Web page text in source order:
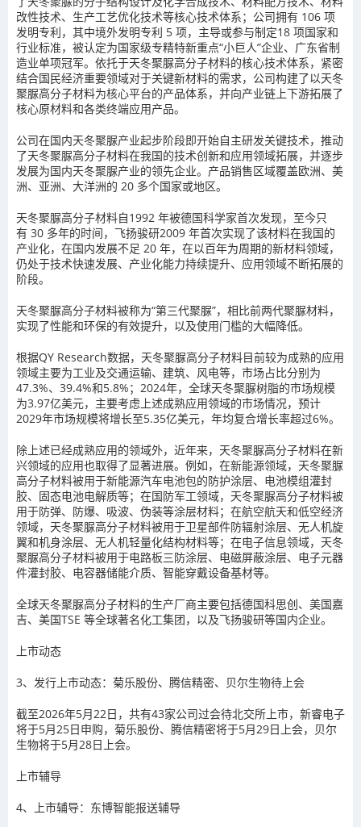
改性技术、生产工艺优化技术等核心技术体系；公司拥有 106 项
发明专利，其中境外发明专利 5 项，主导或参与制定18 项国家和
行业标准，被认定为国家级专精特新重点“小巨人”企业、广东省制
造业单项冠军。依托于天冬聚脲高分子材料的核心技术体系，紧密
结合国民经济重要领域对于关键新材料的需求，公司构建了以天冬
聚脲高分子材料为核心平台的产品体系，并向产业链上下游拓展了
核心原材料和各类终端应用产品。
公司在国内天冬聚脲产业起步阶段即开始自主研发关键技术，推动
了天冬聚脲高分子材料在我国的技术创新和应用领域拓展，并逐步
发展为国内天冬聚脲产业的领先企业。产品销售区域覆盖欧洲、美
洲、亚洲、大洋洲的 20 多个国家或地区。
天冬聚脲高分子材料自1992 年被德国科学家首次发现，至今只
有 30 多年的时间，飞扬骏研2009 年首次实现了该材料在我国的
产业化，在国内发展不足 20 年，在以百年为周期的新材料领域，
仍处于技术快速发展、产业化能力持续提升、应用领域不断拓展的
阶段。
天冬聚脲高分子材料被称为“第三代聚脲”，相比前两代聚脲材料，
实现了性能和环保的有效提升，以及使用门槛的大幅降低。
根据QY Research数据，天冬聚脲高分子材料目前较为成熟的应用
领域主要为工业及交通运输、建筑、风电等，市场占比分别为
47.3%、 39.4%和5.8%； 2024年，全球天冬聚脲树脂的市场规模
为3.97亿美元，主要考虑上述成熟应用领域的市场情况，预计
2029年市场规模将增长至5.35亿美元，年均复合增长率超过6%。
除上述已经成熟应用的领域外，近年来，天冬聚脲高分子材料在新
兴领域的应用也取得了显著进展。例如，在新能源领域，天冬聚脲
高分子材料被用于新能源汽车电池包的防护涂层、电池模组灌封
胶、固态电池电解质等；在国防军工领域，天冬聚脲高分子材料被
用于防弹、防爆、吸波、伪装等涂层材料；在航空航天和低空经济
领域，天冬聚脲高分子材料被用于卫星部件防辐射涂层、无人机旋
翼和机身涂层、无人机轻量化结构材料等；在电子信息领域，天冬
聚脲高分子材料被用于电路板三防涂层、电磁屏蔽涂层、电子元器
件灌封胶、电容器储能介质、智能穿戴设备基材等。
全球天冬聚脲高分子材料的生产厂商主要包括德国科思创、美国嘉
吉、美国TSE 等全球著名化工集团，以及飞扬骏研等国内企业。
上市动态
3、 发行上市动态：菊乐股份、腾信精密、贝尔生物待上会
截至2026年5月22日，共有43家公司过会待北交所上市，新睿电子
将于5月25日申购，菊乐股份、腾信精密将于5月29日上会，贝尔
生物将于5月28日上会。
上市辅导
4、 上市辅导：东博智能报送辅导